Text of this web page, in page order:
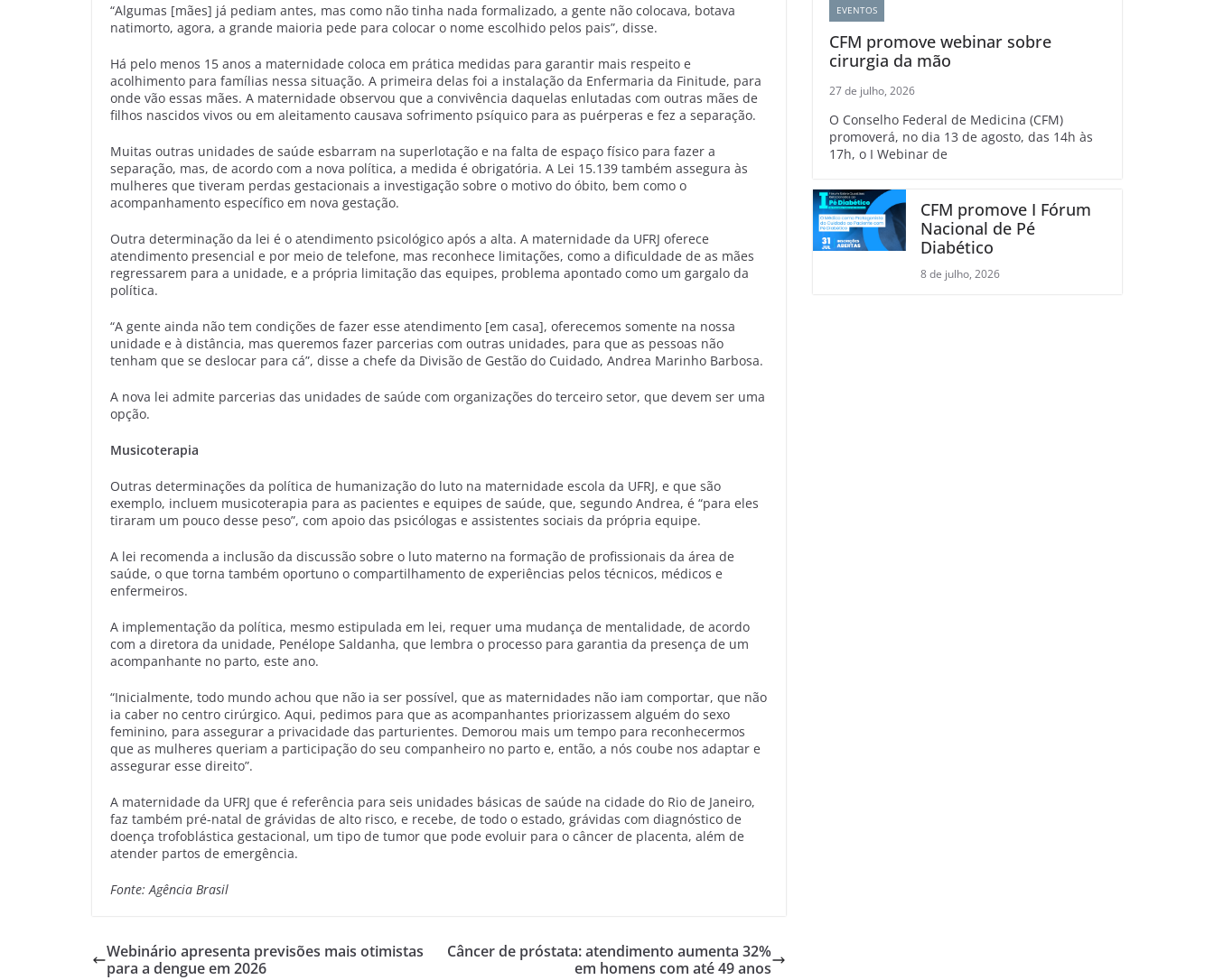
“Algumas [mães] já pediam antes, mas como não tinha nada formalizado, a gente não colocava, botava
natimorto, agora, a grande maioria pede para colocar o nome escolhido pelos pais”, disse.
Há pelo menos 15 anos a maternidade coloca em prática medidas para garantir mais respeito e
acolhimento para famílias nessa situação. A primeira delas foi a instalação da Enfermaria da Finitude, para
onde vão essas mães. A maternidade observou que a convivência daquelas enlutadas com outras mães de
filhos nascidos vivos ou em aleitamento causava sofrimento psíquico para as puérperas e fez a separação.
Muitas outras unidades de saúde esbarram na superlotação e na falta de espaço físico para fazer a
separação, mas, de acordo com a nova política, a medida é obrigatória. A Lei 15.139 também assegura às
mulheres que tiveram perdas gestacionais a investigação sobre o motivo do óbito, bem como o
acompanhamento específico em nova gestação.
Outra determinação da lei é o atendimento psicológico após a alta. A maternidade da UFRJ oferece
atendimento presencial e por meio de telefone, mas reconhece limitações, como a dificuldade de as mães
regressarem para a unidade, e a própria limitação das equipes, problema apontado como um gargalo da
política.
“A gente ainda não tem condições de fazer esse atendimento [em casa], oferecemos somente na nossa
unidade e à distância, mas queremos fazer parcerias com outras unidades, para que as pessoas não
tenham que se deslocar para cá”, disse a chefe da Divisão de Gestão do Cuidado, Andrea Marinho Barbosa.
A nova lei admite parcerias das unidades de saúde com organizações do terceiro setor, que devem ser uma
opção.
Musicoterapia
Outras determinações da política de humanização do luto na maternidade escola da UFRJ, e que são
exemplo, incluem musicoterapia para as pacientes e equipes de saúde, que, segundo Andrea, é “para eles
tiraram um pouco desse peso”, com apoio das psicólogas e assistentes sociais da própria equipe.
A lei recomenda a inclusão da discussão sobre o luto materno na formação de profissionais da área de
saúde, o que torna também oportuno o compartilhamento de experiências pelos técnicos, médicos e
enfermeiros.
A implementação da política, mesmo estipulada em lei, requer uma mudança de mentalidade, de acordo
com a diretora da unidade, Penélope Saldanha, que lembra o processo para garantia da presença de um
acompanhante no parto, este ano.
“Inicialmente, todo mundo achou que não ia ser possível, que as maternidades não iam comportar, que não
ia caber no centro cirúrgico. Aqui, pedimos para que as acompanhantes priorizassem alguém do sexo
feminino, para assegurar a privacidade das parturientes. Demorou mais um tempo para reconhecermos
que as mulheres queriam a participação do seu companheiro no parto e, então, a nós coube nos adaptar e
assegurar esse direito”.
A maternidade da UFRJ que é referência para seis unidades básicas de saúde na cidade do Rio de Janeiro,
faz também pré-natal de grávidas de alto risco, e recebe, de todo o estado, grávidas com diagnóstico de
doença trofoblástica gestacional, um tipo de tumor que pode evoluir para o câncer de placenta, além de
atender partos de emergência.
Fonte: Agência Brasil
Webinário apresenta previsões mais otimistas
para a dengue em 2026
Câncer de próstata: atendimento aumenta 32%
em homens com até 49 anos
EVENTOS
CFM promove webinar sobre
cirurgia da mão
27 de julho, 2026
O Conselho Federal de Medicina (CFM)
promoverá, no dia 13 de agosto, das 14h às
17h, o I Webinar de
CFM promove I Fórum
Nacional de Pé
Diabético
8 de julho, 2026